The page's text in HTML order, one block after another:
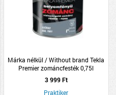
Márka nélkül / Without brand Tekla
Premier zománcfesték 0,75l
selyemfényű RAL7001 szürke
3 999 Ft
Praktiker